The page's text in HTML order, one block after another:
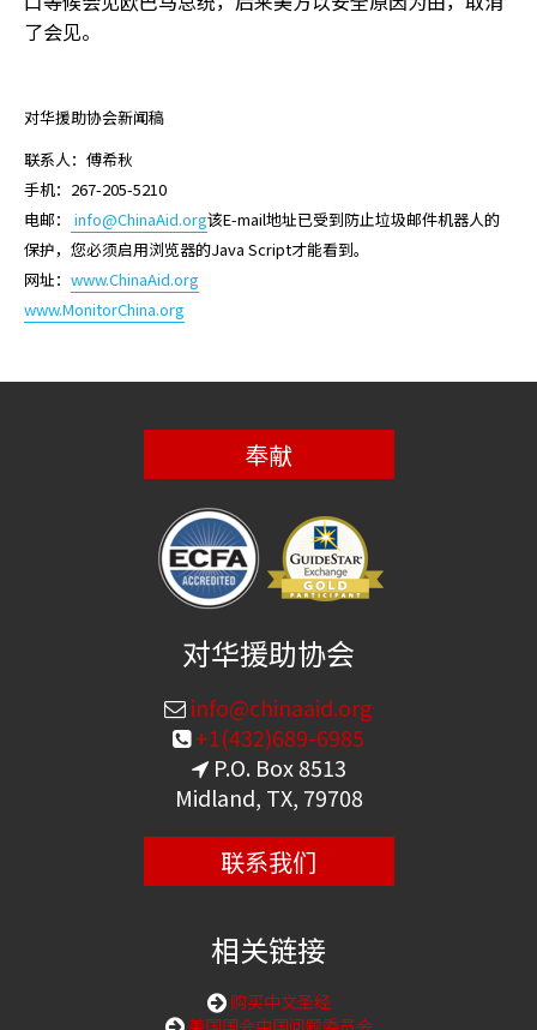
了会见。
对华援助协会新闻稿
联系人：傅希秋
手机：267-205-5210
电邮：
info@ChinaAid.org该E-mail地址已受到防止垃圾邮件机器人的
保护，您必须启用浏览器的Java Script才能看到。
网址： www.ChinaAid.org
www.MonitorChina.org
奉献
对华援助协会
info@chinaaid.org
+1(432)689-6985
P.O. Box 8513
Midland, TX, 79708
联系我们
相关链接
购买中文圣经
美国国会中国问题委员会